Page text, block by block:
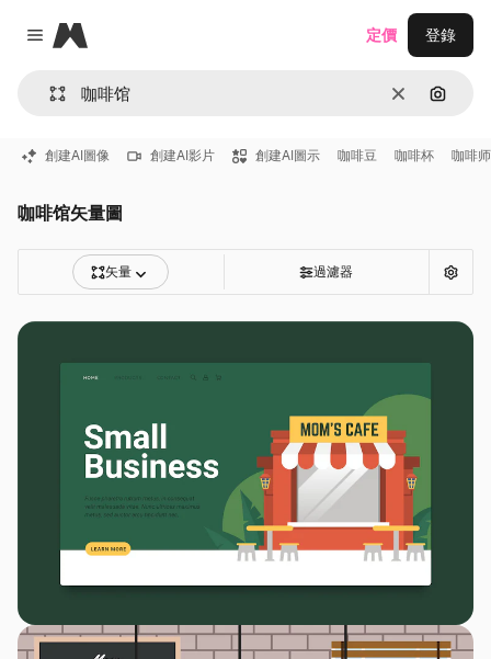
Close menu
Magnific
清除 通過圖
定價 登錄
創建AI圖像 創建AI影片 創建AI圖示 咖啡豆 咖啡杯 咖啡师
咖啡馆矢量圖
矢量 過濾器